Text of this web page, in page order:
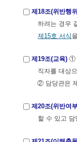
제18조(위반행
하려는 경우
제15호 서식
제19조(교육) ①
직자를 대상
② 담당관은
제20조(위반여
할 수 있고 담